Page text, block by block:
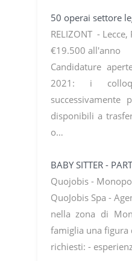
50 operai settore
RELIZONT - Lecce,
€19.500 all'anno
Candidature
2021: i
successivamente
disponibili a
o…
BABY SITTER -
Quojobis -
QuoJobis Spa -
nella zona di
famiglia una figura
richiesti: -